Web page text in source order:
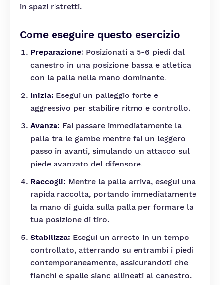
in spazi ristretti.
Come eseguire questo esercizio
Preparazione: Posizionati a 5-6 piedi dal
canestro in una posizione bassa e atletica
con la palla nella mano dominante.
Inizia: Esegui un palleggio forte e
aggressivo per stabilire ritmo e controllo.
Avanza: Fai passare immediatamente la
palla tra le gambe mentre fai un leggero
passo in avanti, simulando un attacco sul
piede avanzato del difensore.
Raccogli: Mentre la palla arriva, esegui una
rapida raccolta, portando immediatamente
la mano di guida sulla palla per formare la
tua posizione di tiro.
Stabilizza: Esegui un arresto in un tempo
controllato, atterrando su entrambi i piedi
contemporaneamente, assicurandoti che
fianchi e spalle siano allineati al canestro.